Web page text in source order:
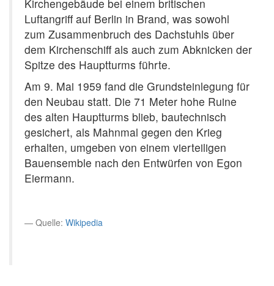
Kirchengebäude bei einem britischen
Luftangriff auf Berlin in Brand, was sowohl
zum Zusammenbruch des Dachstuhls über
dem Kirchenschiff als auch zum Abknicken der
Spitze des Hauptturms führte.
Am 9. Mai 1959 fand die Grundsteinlegung für
den Neubau statt. Die 71 Meter hohe Ruine
des alten Hauptturms blieb, bautechnisch
gesichert, als Mahnmal gegen den Krieg
erhalten, umgeben von einem vierteiligen
Bauensemble nach den Entwürfen von Egon
Eiermann.
Quelle: Wikipedia